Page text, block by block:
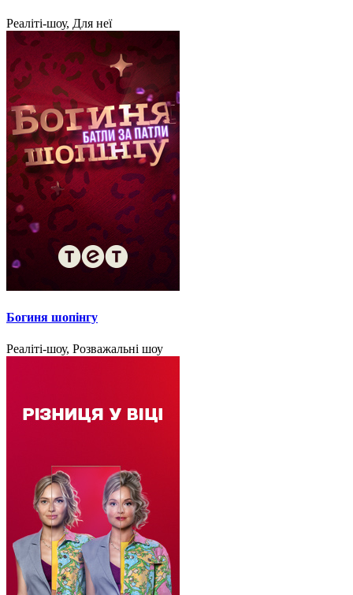
Реаліті-шоу, Для неї
Богиня шопінгу
Реаліті-шоу, Розважальні шоу